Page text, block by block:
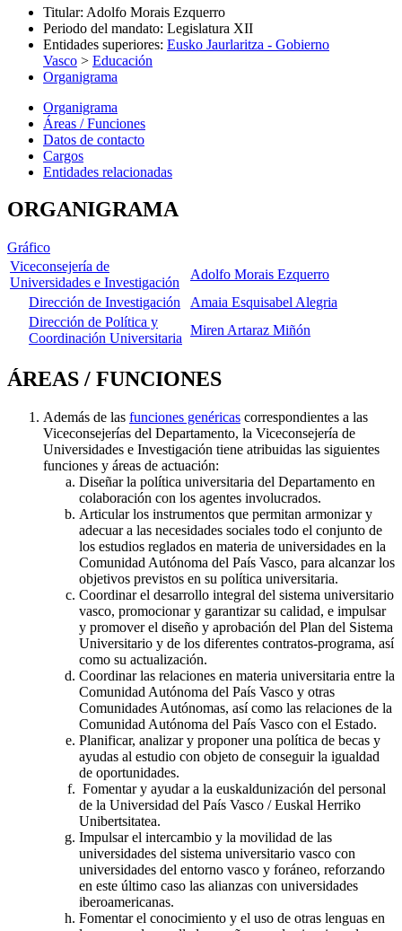
Titular: Adolfo Morais Ezquerro
Periodo del mandato: Legislatura XII
Entidades superiores: Eusko Jaurlaritza - Gobierno
Vasco > Educación
Organigrama
Organigrama
Áreas / Funciones
Datos de contacto
Cargos
Entidades relacionadas
ORGANIGRAMA
Gráfico
Viceconsejería de
Universidades e Investigación
Adolfo Morais Ezquerro
Dirección de Investigación
Amaia Esquisabel Alegria
Dirección de Política y
Coordinación Universitaria
Miren Artaraz Miñón
ÁREAS / FUNCIONES
Además de las funciones genéricas correspondientes a las
Viceconsejerías del Departamento, la Viceconsejería de
Universidades e Investigación tiene atribuidas las siguientes
funciones y áreas de actuación:
Diseñar la política universitaria del Departamento en
colaboración con los agentes involucrados.
Articular los instrumentos que permitan armonizar y
adecuar a las necesidades sociales todo el conjunto de
los estudios reglados en materia de universidades en la
Comunidad Autónoma del País Vasco, para alcanzar los
objetivos previstos en su política universitaria.
Coordinar el desarrollo integral del sistema universitario
vasco, promocionar y garantizar su calidad, e impulsar
y promover el diseño y aprobación del Plan del Sistema
Universitario y de los diferentes contratos-programa, así
como su actualización.
Coordinar las relaciones en materia universitaria entre la
Comunidad Autónoma del País Vasco y otras
Comunidades Autónomas, así como las relaciones de la
Comunidad Autónoma del País Vasco con el Estado.
Planificar, analizar y proponer una política de becas y
ayudas al estudio con objeto de conseguir la igualdad
de oportunidades.
Fomentar y ayudar a la euskaldunización del personal
de la Universidad del País Vasco / Euskal Herriko
Unibertsitatea.
Impulsar el intercambio y la movilidad de las
universidades del sistema universitario vasco con
universidades del entorno vasco y foráneo, reforzando
en este último caso las alianzas con universidades
iberoamericanas.
Fomentar el conocimiento y el uso de otras lenguas en